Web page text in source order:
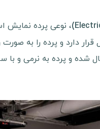
، نوعی پرده نمایش
دارد و پرده را به
شده و پرده به نرمی و